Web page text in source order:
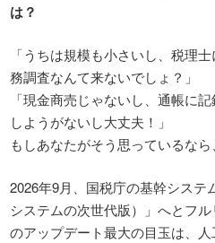
は？
「うちは規模も小さいし、税理
務調査なんて来ないでしょ？」
「現金商売じゃないし、通帳に
しようがないし大丈夫！」
もしあなたがそう思っているなら
2026年9月、国税庁の基幹システ
システムの次世代版）」へとフ
のアップデート最大の目玉は、